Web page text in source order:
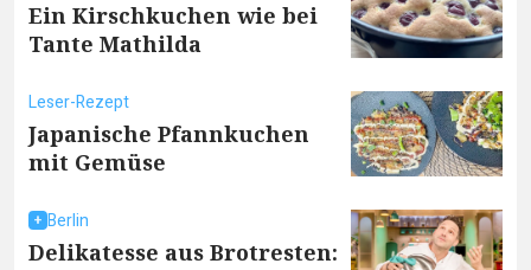
Ein Kirschkuchen wie bei
Tante Mathilda
Leser-Rezept
Japanische Pfannkuchen
mit Gemüse
Berlin
Delikatesse aus Brotresten: